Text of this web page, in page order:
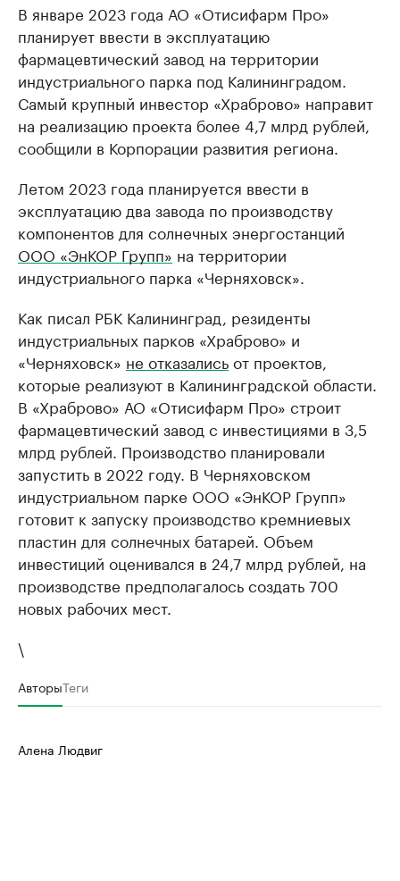
В январе 2023 года АО «Отисифарм Про»
планирует ввести в эксплуатацию
фармацевтический завод на территории
индустриального парка под Калининградом.
Самый крупный инвестор «Храброво» направит
на реализацию проекта более 4,7 млрд рублей,
сообщили в Корпорации развития региона.
Летом 2023 года планируется ввести в
эксплуатацию два завода по производству
компонентов для солнечных энергостанций
ООО «ЭнКОР Групп» на территории
индустриального парка «Черняховск».
Как писал РБК Калининград, резиденты
индустриальных парков «Храброво» и
«Черняховск» не отказалисьот проектов,
которые реализуют в Калининградской области.
В «Храброво» АО «Отисифарм Про» строит
фармацевтический завод с инвестициями в 3,5
млрд рублей. Производство планировали
запустить в 2022 году. В Черняховском
индустриальном парке ООО «ЭнКОР Групп»
готовит к запуску производство кремниевых
пластин для солнечных батарей. Объем
инвестиций оценивался в 24,7 млрд рублей, на
производстве предполагалось создать 700
новых рабочих мест.
\
АвторыТеги
Алена Людвиг